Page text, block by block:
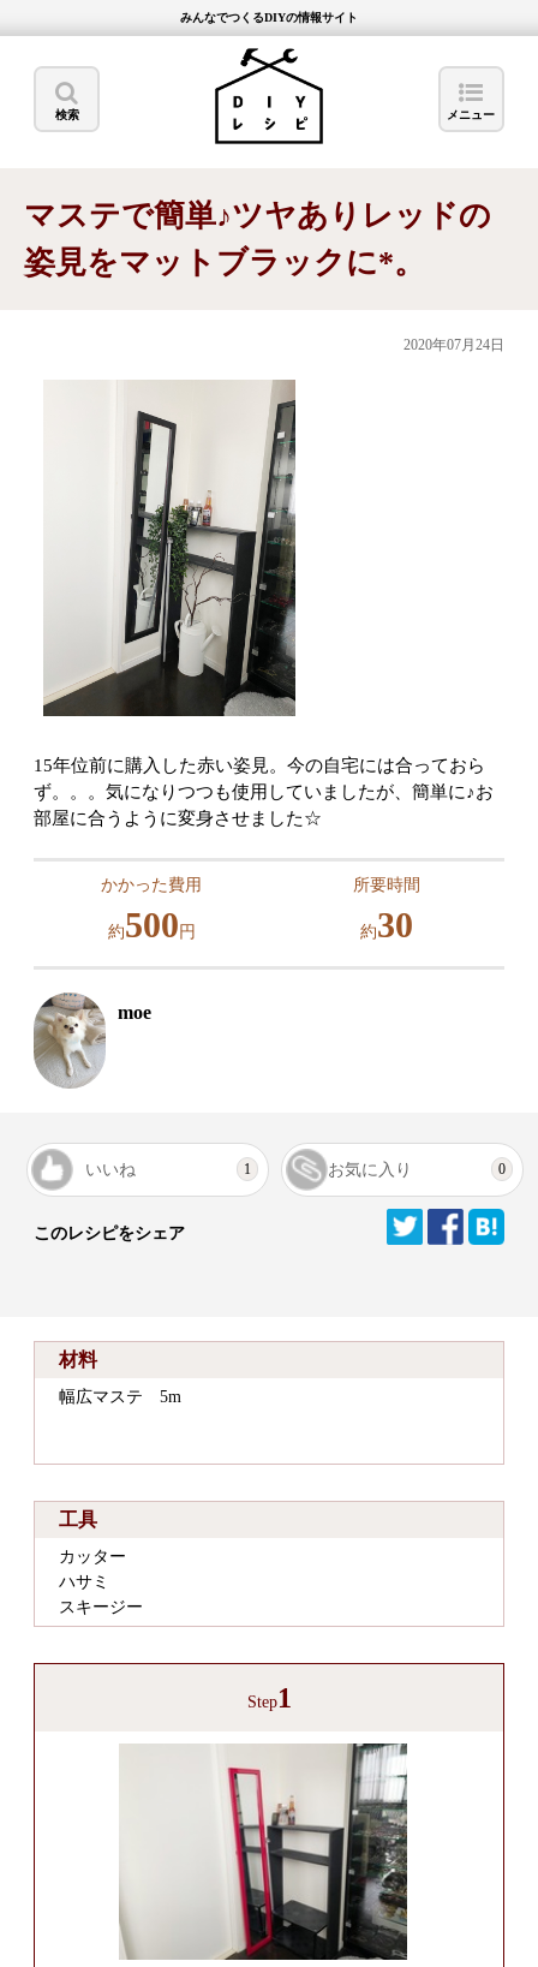
みんなでつくるDIYの情報サイト
検索 メニュー
マステで簡単♪ツヤありレッドの
姿見をマットブラックに*。
2020年07月24日
15年位前に購入した赤い姿見。今の自宅には合っておら
ず。。。気になりつつも使用していましたが、簡単に♪お
部屋に合うように変身させました☆
かかった費用
約500 円
所要時間
約30
moe
いいね 1 お気に入り 0
このレシピをシェア
材料
幅広マステ 5m
工具
カッター
ハサミ
スキージー
Step1